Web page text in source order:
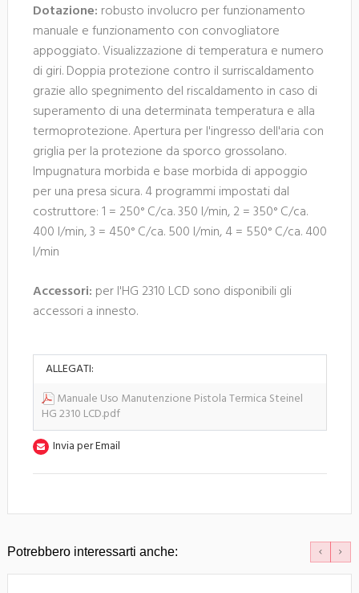
Dotazione: robusto involucro per funzionamento
manuale e funzionamento con convogliatore
appoggiato. Visualizzazione di temperatura e numero
di giri. Doppia protezione contro il surriscaldamento
grazie allo spegnimento del riscaldamento in caso di
superamento di una determinata temperatura e alla
termoprotezione. Apertura per l'ingresso dell'aria con
griglia per la protezione da sporco grossolano.
Impugnatura morbida e base morbida di appoggio
per una presa sicura. 4 programmi impostati dal
costruttore: 1 = 250° C/ca. 350 l/min, 2 = 350° C/ca.
400 l/min, 3 = 450° C/ca. 500 l/min, 4 = 550° C/ca. 400
l/min
Accessori: per l'HG 2310 LCD sono disponibili gli
accessori a innesto.
ALLEGATI:
Manuale Uso Manutenzione Pistola Termica Steinel
HG 2310 LCD.pdf
Invia per Email
Potrebbero interessarti anche: